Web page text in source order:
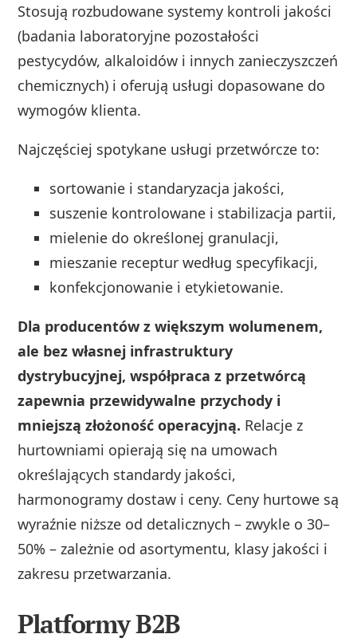
Stosują rozbudowane systemy kontroli jakości
(badania laboratoryjne pozostałości
pestycydów, alkaloidów i innych zanieczyszczeń
chemicznych) i oferują usługi dopasowane do
wymogów klienta.
Najczęściej spotykane usługi przetwórcze to:
sortowanie i standaryzacja jakości,
suszenie kontrolowane i stabilizacja partii,
mielenie do określonej granulacji,
mieszanie receptur według specyfikacji,
konfekcjonowanie i etykietowanie.
Dla producentów z większym wolumenem,
ale bez własnej infrastruktury
dystrybucyjnej, współpraca z przetwórcą
zapewnia przewidywalne przychody i
mniejszą złożoność operacyjną. Relacje z
hurtowniami opierają się na umowach
określających standardy jakości,
harmonogramy dostaw i ceny. Ceny hurtowe są
wyraźnie niższe od detalicznych – zwykle o 30–
50% – zależnie od asortymentu, klasy jakości i
zakresu przetwarzania.
Platformy B2B